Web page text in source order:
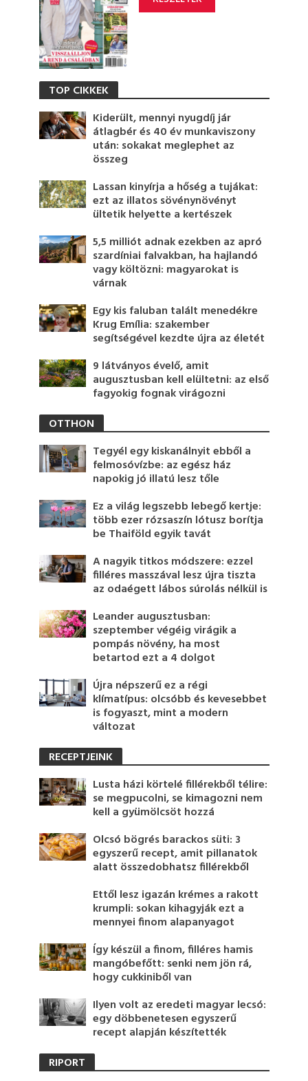
TOP CIKKEK
Kiderült, mennyi nyugdíj jár
átlagbér és 40 év munkaviszony
után: sokakat meglephet az
összeg
Lassan kinyírja a hőség a tujákat:
ezt az illatos sövénynövényt
ültetik helyette a kertészek
5,5 milliót adnak ezekben az apró
szardíniai falvakban, ha hajlandó
vagy költözni: magyarokat is
várnak
Egy kis faluban talált menedékre
Krug Emília: szakember
segítségével kezdte újra az életét
9 látványos évelő, amit
augusztusban kell elültetni: az első
fagyokig fognak virágozni
OTTHON
Tegyél egy kiskanálnyit ebből a
felmosóvízbe: az egész ház
napokig jó illatú lesz tőle
Ez a világ legszebb lebegő kertje:
több ezer rózsaszín lótusz borítja
be Thaiföld egyik tavát
A nagyik titkos módszere: ezzel
filléres masszával lesz újra tiszta
az odaégett lábos súrolás nélkül is
Leander augusztusban:
szeptember végéig virágik a
pompás növény, ha most
betartod ezt a 4 dolgot
Újra népszerű ez a régi
klímatípus: olcsóbb és kevesebbet
is fogyaszt, mint a modern
változat
RECEPTJEINK
Lusta házi körtelé fillérekből télire:
se megpucolni, se kimagozni nem
kell a gyümölcsöt hozzá
Olcsó bögrés barackos süti: 3
egyszerű recept, amit pillanatok
alatt összedobhatsz fillérekből
Ettől lesz igazán krémes a rakott
krumpli: sokan kihagyják ezt a
mennyei finom alapanyagot
Így készül a finom, filléres hamis
mangóbefőtt: senki nem jön rá,
hogy cukkiniből van
Ilyen volt az eredeti magyar lecsó:
egy döbbenetesen egyszerű
recept alapján készítették
RIPORT